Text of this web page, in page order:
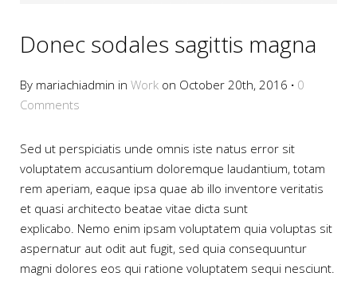
Donec sodales sagittis magna
By mariachiadmin in Work on October 20th, 2016 · 0
Comments
Sed ut perspiciatis unde omnis iste natus error sit
voluptatem accusantium doloremque laudantium, totam
rem aperiam, eaque ipsa quae ab illo inventore veritatis
et quasi architecto beatae vitae dicta sunt
explicabo. Nemo enim ipsam voluptatem quia voluptas sit
aspernatur aut odit aut fugit, sed quia consequuntur
magni dolores eos qui ratione voluptatem sequi nesciunt.